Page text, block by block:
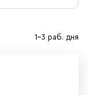
1-3 раб. дня